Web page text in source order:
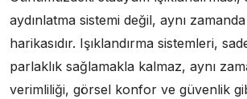
aydınlatma sistemi değil, aynı
harikasıdır. Işıklandırma sistemleri,
parlaklık sağlamakla kalmaz, aynı
verimliliği, görsel konfor ve güvenlik